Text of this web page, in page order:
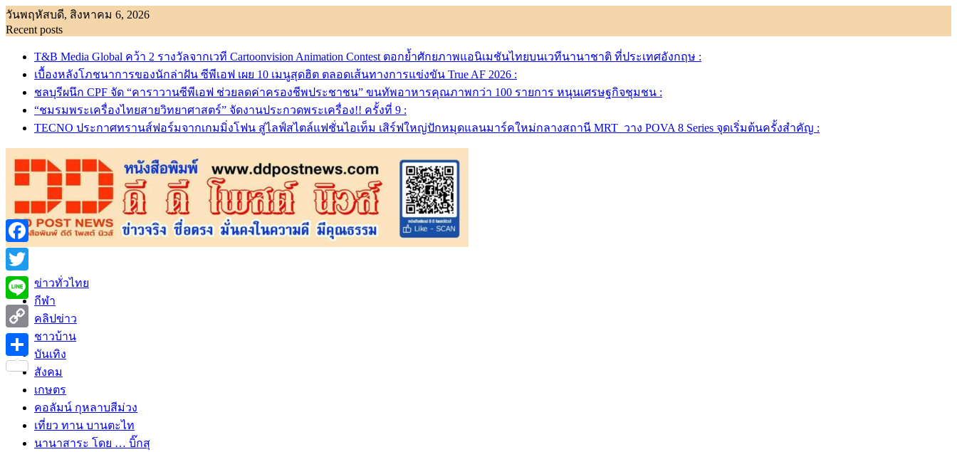
Skip
to
content
วันพฤหัสบดี, สิงหาคม 6, 2026
Recent posts
T&B Media Global คว้า 2 รางวัลจากเวที Cartoonvision Animation Contest ตอกย้ำศักยภาพแอนิเมชันไทยบนเวทีนานาชาติ ที่ประเทศอังกฤษ :
เบื้องหลังโภชนาการของนักล่าฝัน ซีพีเอฟ เผย 10 เมนูสุดฮิต ตลอดเส้นทางการแข่งขัน True AF 2026 :
ชลบุรีผนึก CPF จัด “คาราวานซีพีเอฟ ช่วยลดค่าครองชีพประชาชน” ขนทัพอาหารคุณภาพกว่า 100 รายการ หนุนเศรษฐกิจชุมชน :
“ชมรมพระเครื่องไทยสายวิทยาศาสตร์” จัดงานประกวดพระเครื่อง!! ครั้งที่ 9 :
TECNO ประกาศทรานส์ฟอร์มจากเกมมิ่งโฟน สู่ไลฟ์สไตล์แฟชั่นไอเท็ม เสิร์ฟใหญ่ปักหมุดแลนมาร์คใหม่กลางสถานี MRT วาง POVA 8 Series จุดเริ่มต้นครั้งสำคัญ :
ข่าวทั่วไทย
กีฬา
คลิปข่าว
ชาวบ้าน
บันเทิง
สังคม
เกษตร
คอลัมน์ กุหลาบสีม่วง
เที่ยว ทาน บานตะไท
นานาสาระ โดย … บิ๊กสุ
Facebook
Twitter
Line
Copy
Link
Share